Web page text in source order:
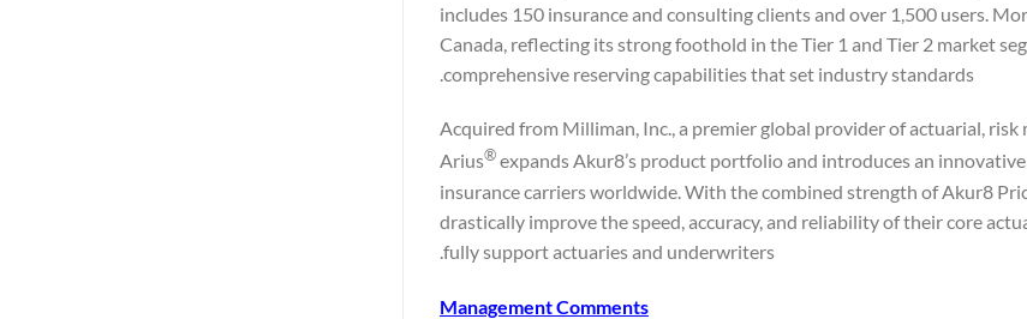
includes 150 insurance and consulting clients and over 1,500 users.
Canada, reflecting its strong foothold in the Tier 1 and Tier 2 market
comprehensive reserving capabilities that set industry standards.
Acquired from Milliman, Inc., a premier global provider of actuarial,
Arius®expands Akur8’s product portfolio and introduces an
insurance carriers worldwide. With the combined strength of Akur8
drastically improve the speed, accuracy, and reliability of their core
fully support actuaries and underwriters.
Management Comments